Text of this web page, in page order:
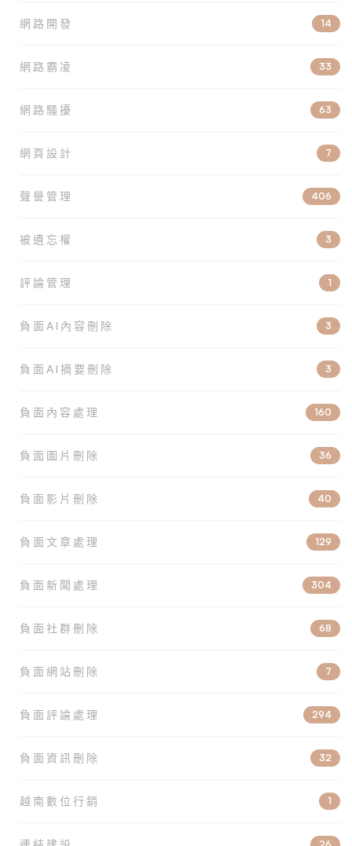
網路開發 14
網路霸凌 33
網路騷擾 63
網頁設計 7
聲譽管理 406
被遺忘權 3
評論管理 1
負面AI內容刪除 3
負面AI摘要刪除 3
負面內容處理 160
負面圖片刪除 36
負面影片刪除 40
負面文章處理 129
負面新聞處理 304
負面社群刪除 68
負面網站刪除 7
負面評論處理 294
負面資訊刪除 32
越南數位行銷 1